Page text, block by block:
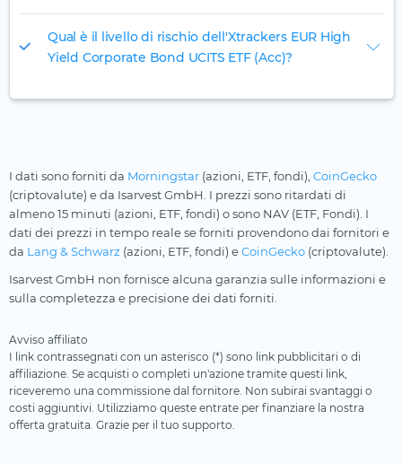
Qual è il livello di rischio dell'Xtrackers EUR High
Yield Corporate Bond UCITS ETF (Acc)?
I dati sono forniti da Morningstar (azioni, ETF, fondi), CoinGecko
(criptovalute) e da Isarvest GmbH. I prezzi sono ritardati di
almeno 15 minuti (azioni, ETF, fondi) o sono NAV (ETF, Fondi). I
dati dei prezzi in tempo reale se forniti provendono dai fornitori e
da Lang & Schwarz (azioni, ETF, fondi) eCoinGecko (criptovalute).
Isarvest GmbH non fornisce alcuna garanzia sulle informazioni e
sulla completezza e precisione dei dati forniti.
Avviso affiliato
I link contrassegnati con un asterisco (*) sono link pubblicitari o di
affiliazione. Se acquisti o completi un'azione tramite questi link,
riceveremo una commissione dal fornitore. Non subirai svantaggi o
costi aggiuntivi. Utilizziamo queste entrate per finanziare la nostra
offerta gratuita. Grazie per il tuo supporto.